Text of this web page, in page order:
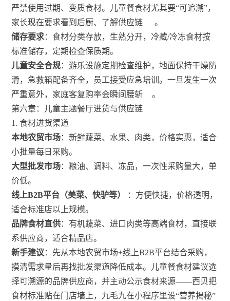
严禁使用过期、变质食材。儿童餐食材尤其要“可追溯”，
家长现在要求看到后厨、了解供应链
。
储存要求：食材分类存放，生熟分开，冷藏/冷冻食材按
标准储存，定期检查保质期。
儿童安全合规：游乐设施定期检查维护，地面保持干燥防
滑，急救箱配备齐全，员工接受应急培训。一旦发生一次
严重意外，家庭客复购率会瞬间腰斩
。
第六章：儿童主题餐厅进货与供应链
1. 食材进货渠道
本地农贸市场：新鲜蔬菜、水果、肉类，价格实惠，适合
小批量每日采购。
大型批发市场：粮油、调料、冻品，一次性采购量大，单
价低。
线上B2B平台（美菜、快驴等）
：方便快捷，价格透明，
适合标准店以上规模。
品牌食材直供：有机蔬菜、进口肉类等高端食材，直接联
系供应商，适合精品店。
新手建议 ：先从本地农贸市场+线上B2B平台结合采购，
摸清需求量后再找批发渠道降低成本。儿童餐食材建议选
择可溯源的品牌供应商，并主动公示食材来源——西贝把
食材标准贴在门店墙上，九毛九在小程序里设“营养揭秘”